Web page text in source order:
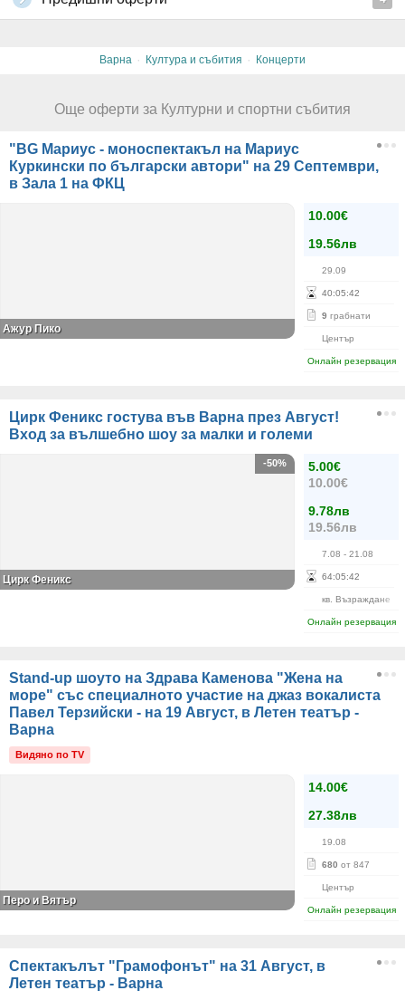
Варна · Култура и събития · Концерти
Още оферти за Културни и спортни събития
"BG Мариус - моноспектакъл на Мариус
Куркински по български автори" на 29 Септември,
в Зала 1 на ФКЦ
10.00€
19.56лв
29.09
40:05:42
9 грабнати
Център
Онлайн резервация
Ажур Пико
Цирк Феникс гостува във Варна през Август!
Вход за вълшебно шоу за малки и големи
5.00€
10.00€
9.78лв
19.56лв
7.08 - 21.08
64:05:42
кв. Възраждане
Онлайн резервация
-50%
Цирк Феникс
Stand-up шоуто на Здрава Каменова "Жена на
море" със специалното участие на джаз вокалиста
Павел Терзийски - на 19 Август, в Летен театър -
Варна
Видяно по TV
14.00€
27.38лв
19.08
680 от 847
Център
Онлайн резервация
Перо и Вятър
Спектакълът "Грамофонът" на 31 Август, в
Летен театър - Варна